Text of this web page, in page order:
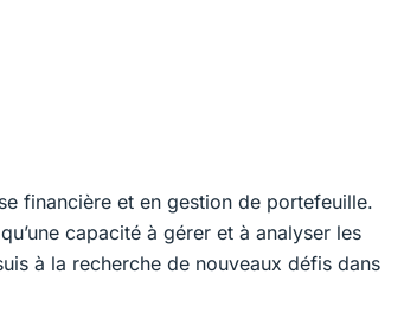
financière et en gestion de portefeuille.
capacité à gérer et à analyser les
à la recherche de nouveaux défis dans